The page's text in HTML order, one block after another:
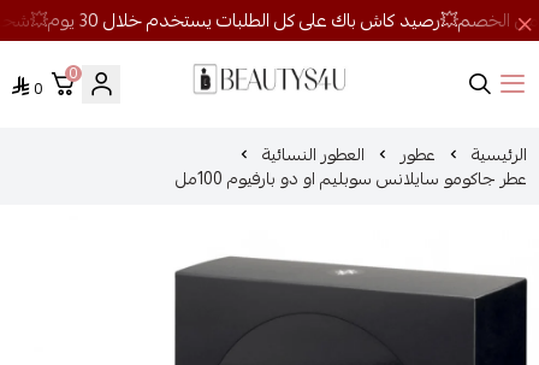
روائح الجمال
0
0
الرئيسية عطور العطور النسائية
عطر جاكومو سايلانس سوبليم او دو بارفيوم 100مل